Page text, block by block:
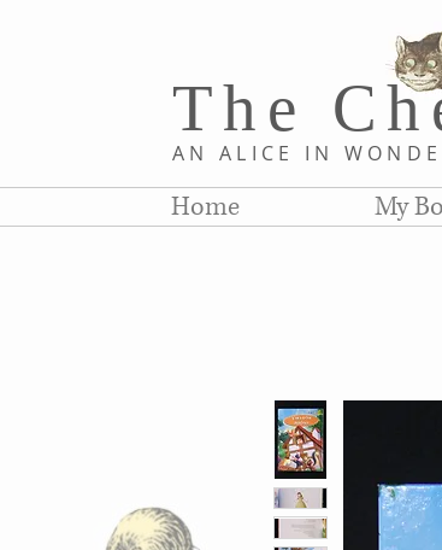
The
AN ALICE IN
Home My